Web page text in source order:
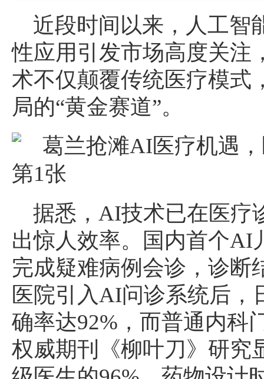
近段时间以来，人工智
性应用引发市场高度关注
术不仅颠覆传统医疗模式
局的“黄金赛道”。
据悉，AI技术已在医疗
出惊人效率。国内首个AI
完成疑难病例会诊，诊断
医院引入AI问诊系统后，
确率达92%，而普通内科
权威期刊《柳叶刀》研究